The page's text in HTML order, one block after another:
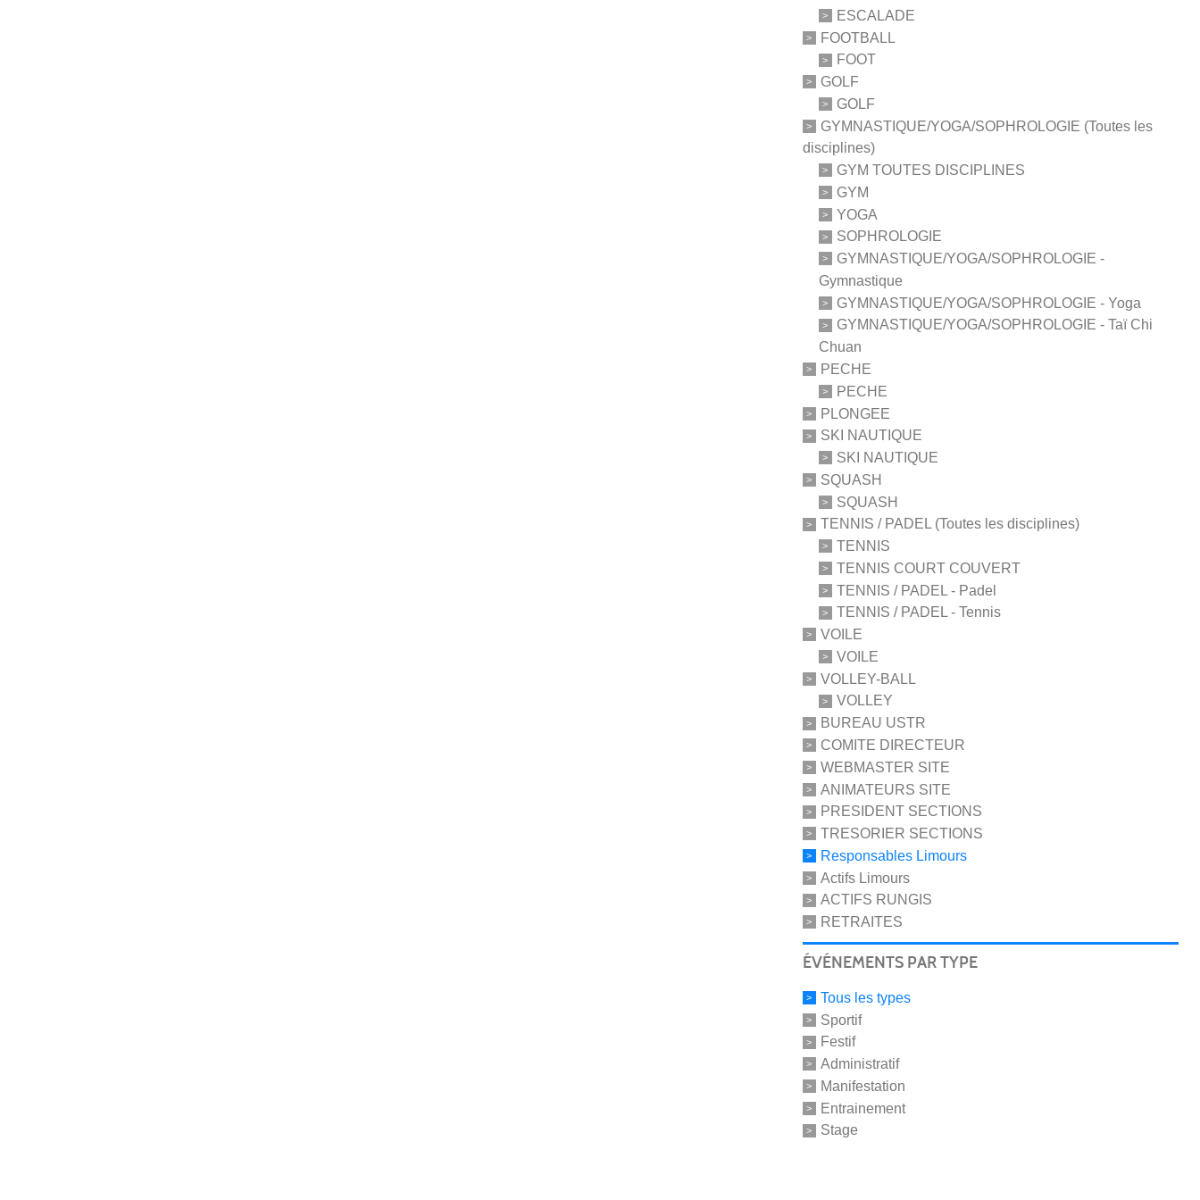
ESCALADE
FOOTBALL
FOOT
GOLF
GOLF
GYMNASTIQUE/YOGA/SOPHROLOGIE (Toutes les
disciplines)
GYM TOUTES DISCIPLINES
GYM
YOGA
SOPHROLOGIE
GYMNASTIQUE/YOGA/SOPHROLOGIE -
Gymnastique
GYMNASTIQUE/YOGA/SOPHROLOGIE - Yoga
GYMNASTIQUE/YOGA/SOPHROLOGIE - Taï Chi
Chuan
PECHE
PECHE
PLONGEE
SKI NAUTIQUE
SKI NAUTIQUE
SQUASH
SQUASH
TENNIS / PADEL (Toutes les disciplines)
TENNIS
TENNIS COURT COUVERT
TENNIS / PADEL - Padel
TENNIS / PADEL - Tennis
VOILE
VOILE
VOLLEY-BALL
VOLLEY
BUREAU USTR
COMITE DIRECTEUR
WEBMASTER SITE
ANIMATEURS SITE
PRESIDENT SECTIONS
TRESORIER SECTIONS
Responsables Limours
Actifs Limours
ACTIFS RUNGIS
RETRAITES
ÉVÉNEMENTS PAR TYPE
Tous les types
Sportif
Festif
Administratif
Manifestation
Entrainement
Stage